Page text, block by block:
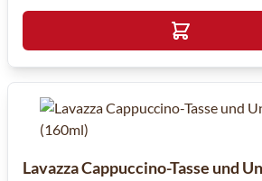
Lavazza Cappuccino-Tasse und